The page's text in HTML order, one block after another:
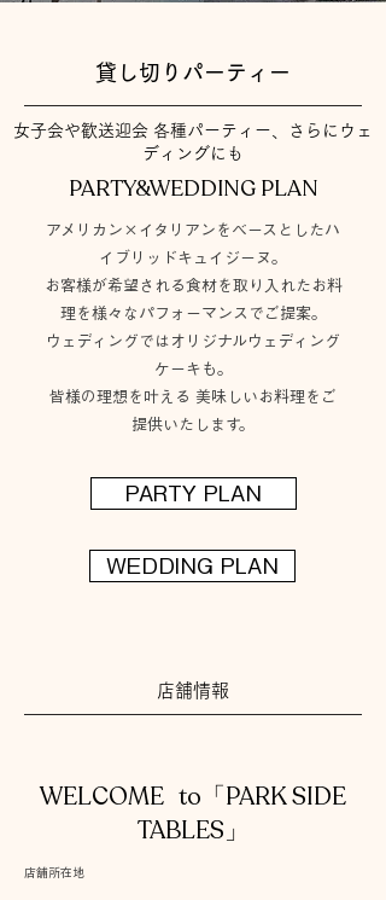
貸し切りパーティー
​女子会や歓送迎会 各種パーティー、さらにウェ
ディングにも
PARTY&WEDDING PLAN
アメリカン×イタリアンをベースとしたハ
イブリッドキュイジーヌ。
お客様が希望される食材を取り入れたお料
理を様々なパフォーマンスでご提案。
ウェディングではオリジナルウェディング
ケーキも。
皆様の理想を叶える 美味しいお料理をご
提供いたします。
PARTY PLAN
WEDDING PLAN
店舗情報
WELCOME to「PARK SIDE
TABLES」
店舗所在地